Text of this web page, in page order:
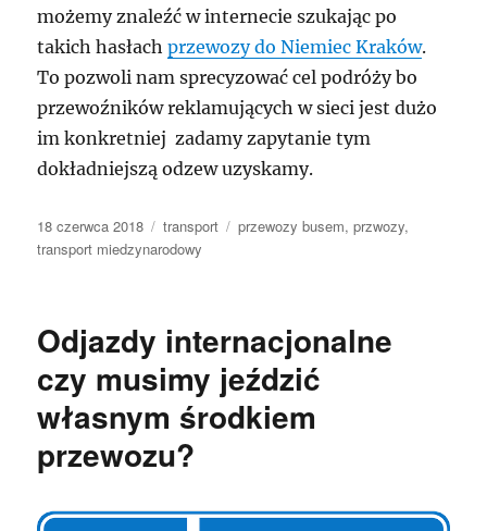
możemy znaleźć w internecie szukając po
takich hasłachprzewozy do Niemiec Kraków.
To pozwoli nam sprecyzować cel podróży bo
przewoźników reklamujących w sieci jest dużo
im konkretniej zadamy zapytanie tym
dokładniejszą odzew uzyskamy.
Data
publikacji
18 czerwca 2018 Kategorie
transport Tagi
przewozy busem,przwozy,
transport miedzynarodowy
Odjazdy internacjonalne
czy musimy jeździć
własnym środkiem
przewozu?